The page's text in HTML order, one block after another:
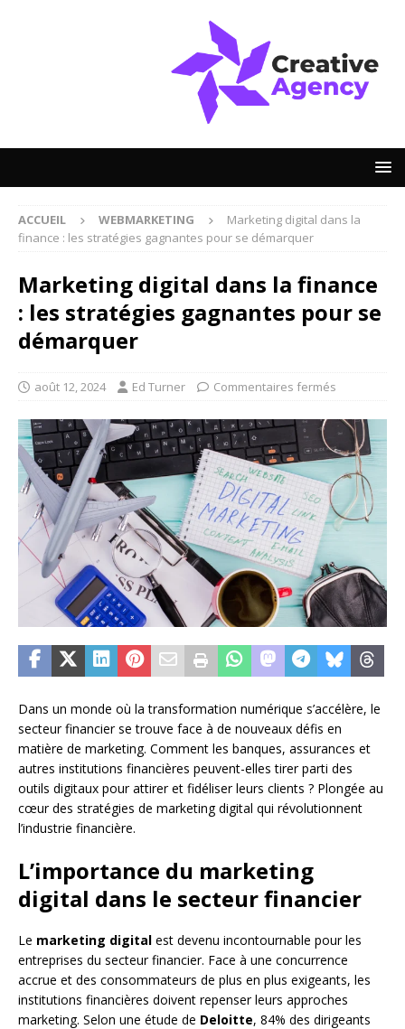
ACCUEIL WEBMARKETING
Marketing digital dans la
finance : les stratégies gagnantes pour se démarquer
Marketing digital dans la finance
: les stratégies gagnantes pour se
démarquer
août 12, 2024 Ed Turner Commentaires fermés
Dans un monde où la transformation numérique s’accélère, le
secteur financier se trouve face à de nouveaux défis en
matière de marketing. Comment les banques, assurances et
autres institutions financières peuvent-elles tirer parti des
outils digitaux pour attirer et fidéliser leurs clients ? Plongée au
cœur des stratégies de marketing digital qui révolutionnent
l’industrie financière.
L’importance du marketing
digital dans le secteur financier
Le marketing digital est devenu incontournable pour les
entreprises du secteur financier. Face à une concurrence
accrue et des consommateurs de plus en plus exigeants, les
institutions financières doivent repenser leurs approches
marketing. Selon une étude de Deloitte, 84% des dirigeants